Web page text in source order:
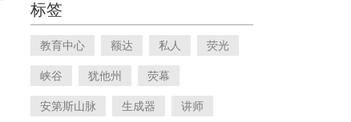
标签
教育中心 额达 私人 荧光
峡谷 犹他州 荧幕
安第斯山脉 生成器 讲师